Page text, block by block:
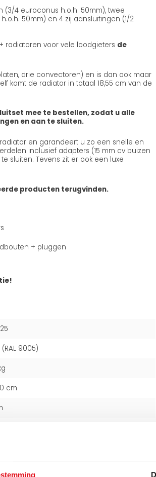
4 euroconus h.o.h. 50mm), twee
50mm) en 4 zij aansluitingen (1/2
radiatoren voor vele loodgieters de
drie convectoren) en is dan ook maar
komt de radiator in totaal 18,55 cm van de
mee te bestellen, zodat u alle
en aan te sluiten.
en garandeert u zo een snelle en
inclusief adapters (15 mm cv buizen
sluiten. Tevens zit er ook een luxe
producten terugvinden.
+ pluggen
9005)
cm